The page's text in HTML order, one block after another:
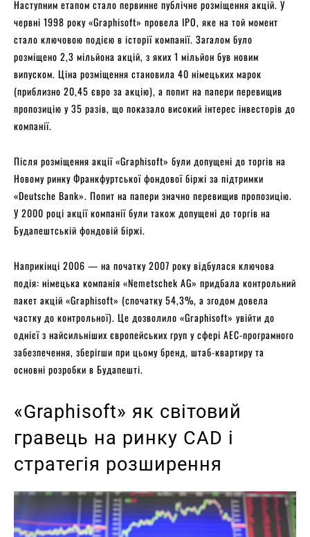
Наступним етапом стало первинне публічне розміщення акцій. У
червні 1998 року «Graphisoft» провела IPO, яке на той момент
стало ключовою подією в історії компанії. Загалом було
розміщено 2,3 мільйона акцій, з яких 1 мільйон був новим
випуском. Ціна розміщення становила 40 німецьких марок
(приблизно 20,45 євро за акцію), а попит на папери перевищив
пропозицію у 35 разів, що показало високий інтерес інвесторів до
компанії.
Після розміщення акції «Graphisoft» були допущені до торгів на
Новому ринку Франкфуртської фондової біржі за підтримки
«Deutsche Bank». Попит на папери значно перевищив пропозицію.
У 2000 році акції компанії були також допущені до торгів на
Будапештській фондовій біржі.
Наприкінці 2006 — на початку 2007 року відбулася ключова
подія: німецька компанія «Nemetschek AG» придбала контрольний
пакет акцій «Graphisoft» (спочатку 54,3%, а згодом довела
частку до контрольної). Це дозволило «Graphisoft» увійти до
однієї з найсильніших європейських груп у сфері AEC-програмного
забезпечення, зберігши при цьому бренд, штаб-квартиру та
основні розробки в Будапешті.
«Graphisoft» як світовий
гравець на ринку CAD і
стратегія розширення